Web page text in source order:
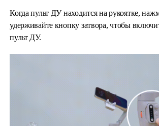
Когда пульт ДУ находится на рукоятке,
удерживайте кнопку затвора, чтобы
пульт ДУ.